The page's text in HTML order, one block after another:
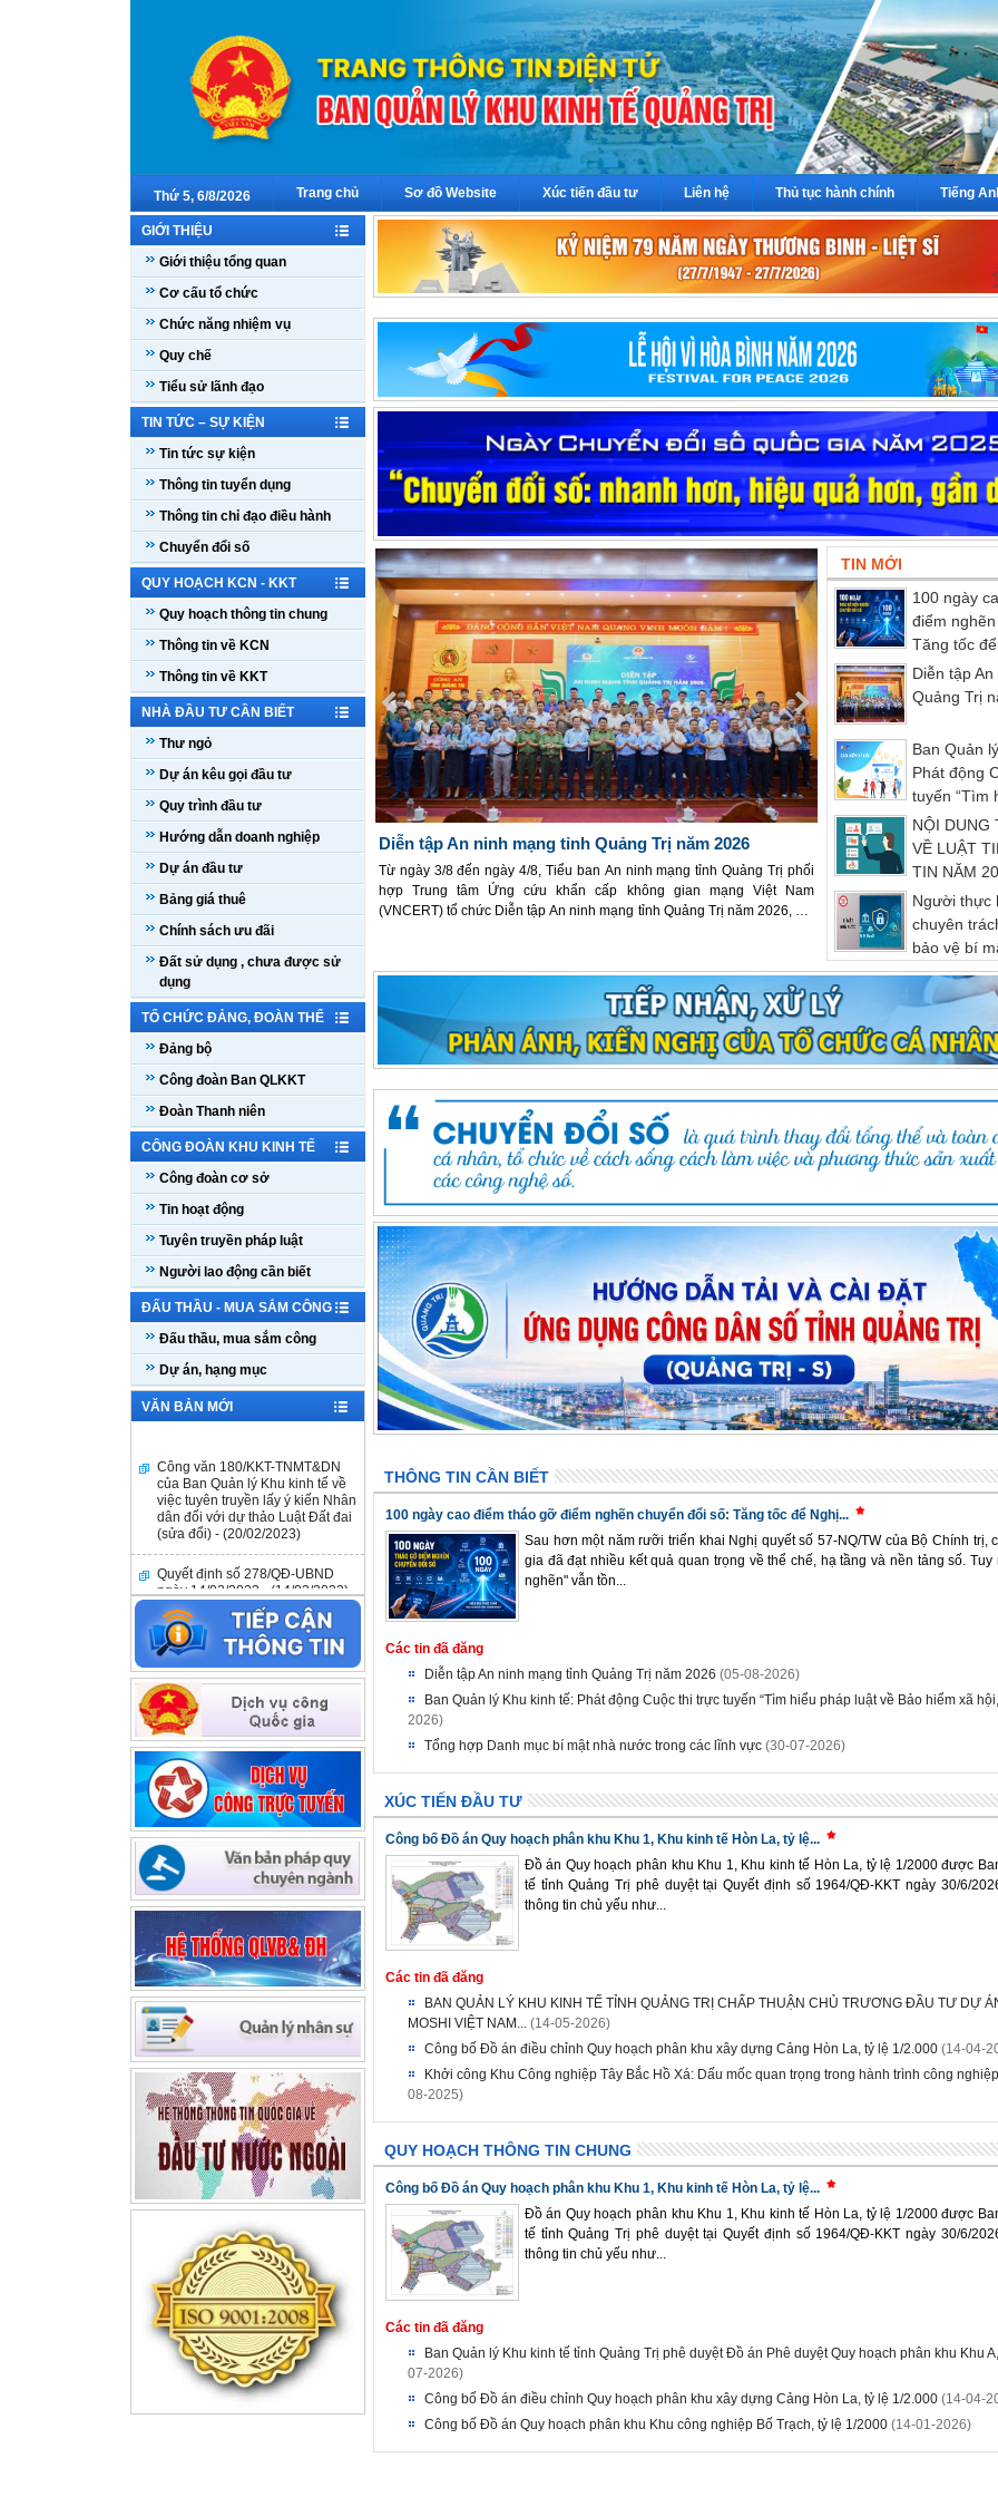
Thứ 5, 6/8/2026 Trang chủ Sơ đồ Website Xúc tiến đầu tư Liên hệ Thủ tục hành chính Tiếng
GIỚI THIỆU
Giới thiệu tổng quan
Cơ cấu tổ chức
Chức năng nhiệm vụ
Quy chế
Tiểu sử lãnh đạo
TIN TỨC – SỰ KIỆN
Tin tức sự kiện
Thông tin tuyển dụng
Thông tin chỉ đạo điều hành
Chuyển đổi số
QUY HOẠCH KCN - KKT
Quy hoạch thông tin chung
Thông tin về KCN
Thông tin về KKT
NHÀ ĐẦU TƯ CẦN BIẾT
Thư ngỏ
Dự án kêu gọi đầu tư
Quy trình đầu tư
Hướng dẫn doanh nghiệp
Dự án đầu tư
Bảng giá thuê
Chính sách ưu đãi
Đất sử dụng , chưa được sử
dụng
TỔ CHỨC ĐẢNG, ĐOÀN THỂ
Đảng bộ
Công đoàn Ban QLKKT
Đoàn Thanh niên
CÔNG ĐOÀN KHU KINH TẾ
Công đoàn cơ sở
Tin hoạt động
Tuyên truyền pháp luật
Người lao động cần biết
ĐẤU THẦU - MUA SẮM CÔNG
Đấu thầu, mua sắm công
Dự án, hạng mục
VĂN BẢN MỚI
của Ban Quản lý Khu kinh tế về
việc tuyên truyền lấy ý kiến Nhân
dân đối với dự thảo Luật Đất đai
(sửa đổi) - (20/02/2023)
Quyết định số 278/QĐ-UBND
ngày 14/02/2023 - (14/02/2023)
Công văn số 98/KKT-TNMT&DN
ngày 03/02/2023 - (03/02/2023)
Quyết định số 3451/QĐ-UBND
ngày 09/12/2022 - (09/12/2022)
Công văn số 180/QDNNVV-NVCV
ngày 27/9/2022 V/v thông tin hỗ
trợ tài chính đối với DNNVV của
Quỹ Phát triển DNNVV -
(27/09/2022)
cao điểm tháo gỡ điểm nghẽn chuyển đổi số:
Nghị quyết 57 đi vào cuộc sống
năm rưỡi triển khai Nghị quyết số 57-NQ/TW của Bộ Chính
số quốc gia đã đạt nhiều kết quả quan trọng về thể chế,
tảng số. Tuy nhiên, nhiều "điểm nghẽn" vẫn tồn tại, ảnh
quả triển khai trong toàn hệ thống chính trị. Kế hoạch
Diễn tập An ninh mạng tỉnh Quảng Trị năm 2026
Từ ngày 3/8 đến ngày 4/8, Tiểu ban An ninh mạng tỉnh Quảng Trị phối
hợp Trung tâm Ứng cứu khẩn cấp không gian mạng Việt Nam
(VNCERT) tổ chức Diễn tập An ninh mạng tỉnh Quảng Trị năm 2026, với
Ban Quản lý Khu
“Tìm hiểu pháp luật
Ngày 27/7/2026, Hội
có văn bản số 106/HĐPB
hiểu pháp luật về Bảo
Quảng Trị.
TIN MỚI
100 ngày
điểm
Tăng tốc
vào cuộc
Diễn tập
Quảng Trị
Ban Quản
Phát động
tuyến “Tìm
Bảo hiểm
NỘI DUNG
VỀ LUẬT
TIN NĂM
Người thực
chuyên
bảo vệ bí
đáp ứng
THÔNG TIN CẦN BIẾT
100 ngày cao điểm tháo gỡ điểm nghẽn chuyển đổi số: Tăng tốc để Nghị...
Sau hơn một năm rưỡi triển khai Nghị quyết số 57-NQ/TW của Bộ Chính trị,
gia đã đạt nhiều kết quả quan trọng về thể chế, hạ tầng và nền tảng số. Tuy
nghẽn" vẫn tồn...
Các tin đã đăng
Diễn tập An ninh mạng tỉnh Quảng Trị năm 2026 (05-08-2026)
Ban Quản lý Khu kinh tế: Phát động Cuộc thi trực tuyến “Tìm hiểu pháp luật về Bảo hiểm xã hội,
2026)
Tổng hợp Danh mục bí mật nhà nước trong các lĩnh vực (30-07-2026)
XÚC TIẾN ĐẦU TƯ
Công bố Đồ án Quy hoạch phân khu Khu 1, Khu kinh tế Hòn La, tỷ lệ...
Đồ án Quy hoạch phân khu Khu 1, Khu kinh tế Hòn La, tỷ lệ 1/2000 được
tế tỉnh Quảng Trị phê duyệt tại Quyết định số 1964/QĐ-KKT ngày 30/6/
thông tin chủ yếu như...
Các tin đã đăng
BAN QUẢN LÝ KHU KINH TẾ TỈNH QUẢNG TRỊ CHẤP THUẬN CHỦ TRƯƠNG ĐẦU TƯ DỰ
MOSHI VIỆT NAM... (14-05-2026)
Công bố Đồ án điều chỉnh Quy hoạch phân khu xây dựng Cảng Hòn La, tỷ lệ 1/2.000 (14-04-
Khởi công Khu Công nghiệp Tây Bắc Hồ Xá: Dấu mốc quan trọng trong hành trình công
08-2025)
QUY HOẠCH THÔNG TIN CHUNG
Công bố Đồ án Quy hoạch phân khu Khu 1, Khu kinh tế Hòn La, tỷ lệ...
Đồ án Quy hoạch phân khu Khu 1, Khu kinh tế Hòn La, tỷ lệ 1/2000 được
tế tỉnh Quảng Trị phê duyệt tại Quyết định số 1964/QĐ-KKT ngày 30/6/
thông tin chủ yếu như...
Các tin đã đăng
Ban Quản lý Khu kinh tế tỉnh Quảng Trị phê duyệt Đồ án Phê duyệt Quy hoạch phân khu Khu
07-2026)
Công bố Đồ án điều chỉnh Quy hoạch phân khu xây dựng Cảng Hòn La, tỷ lệ 1/2.000 (14-04-
Công bố Đồ án Quy hoạch phân khu Khu công nghiệp Bố Trạch, tỷ lệ 1/2000 (14-01-2026)